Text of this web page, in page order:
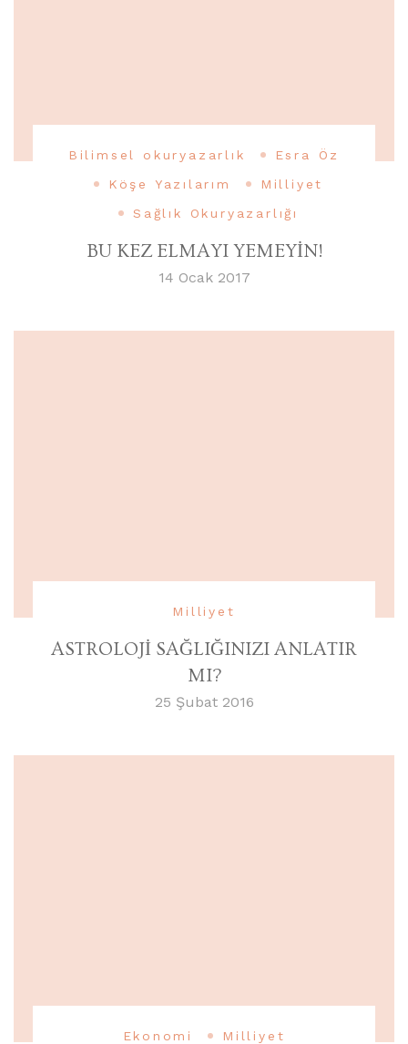
Bilimsel okuryazarlık
Esra Öz
Köşe Yazılarım
Milliyet
Sağlık Okuryazarlığı
BU KEZ ELMAYI YEMEYİN!
14 Ocak 2017
Milliyet
ASTROLOJİ SAĞLIĞINIZI ANLATIR
MI?
25 Şubat 2016
Ekonomi Milliyet